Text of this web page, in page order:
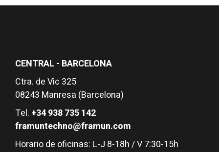
CENTRAL - BARCELONA
Ctra. de Vic 325
08243 Manresa (Barcelona)
Tel. +34 938 735 142
framuntechno@framun.com
Horario de oficinas: L-J 8-18h / V 7:30-15h